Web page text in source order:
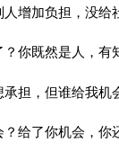
增加负担，没给
你既然是人，有
担，但谁给我机
给了你机会，你